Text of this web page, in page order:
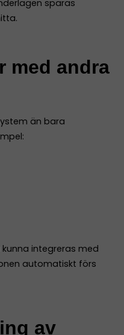
sparas
med andra
än bara
integreras med
automatiskt förs
av